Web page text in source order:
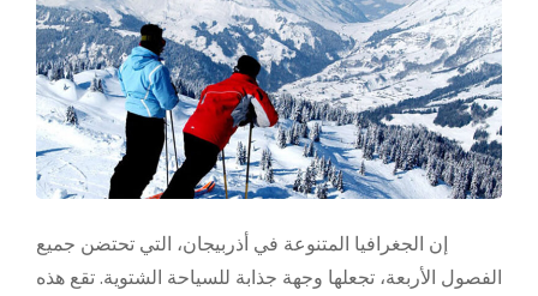
إن الجغرافيا المتنوعة في أذربيجان، التي تحتضن جميع
الفصول الأربعة، تجعلها وجهة جذابة للسياحة الشتوية. تقع هذه